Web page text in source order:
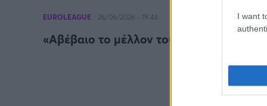
I want
EUROLEAGUE 26/06/2026 - 19:46
«Αβέβαιο το μέλλον του Σκαριόλο στη